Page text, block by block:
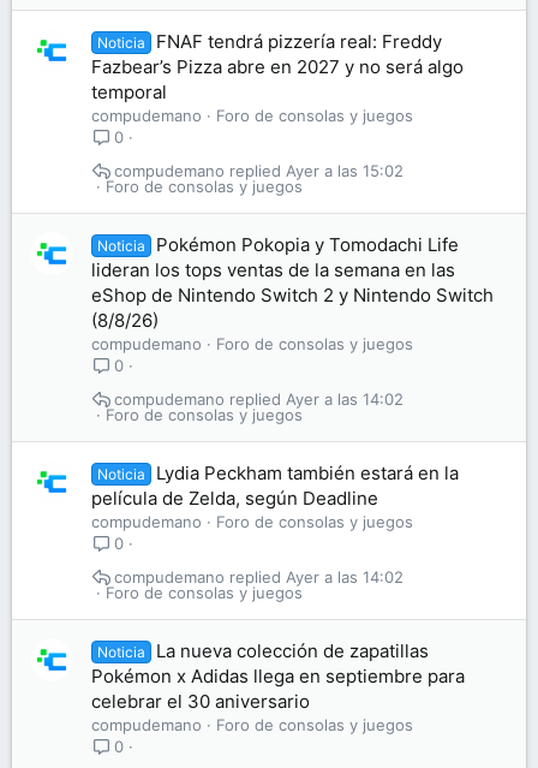
Noticia
FNAF tendrá pizzería real: Freddy
Fazbear’s Pizza abre en 2027 y no será algo
temporal
compudemano
Foro de consolas y juegos
0
Foro de consolas y juegos
Ayer a las 15:02
compudemano
Noticia
Pokémon Pokopia y Tomodachi Life
lideran los tops ventas de la semana en las
eShop de Nintendo Switch 2 y Nintendo Switch
(8/8/26)
compudemano
Foro de consolas y juegos
0
Foro de consolas y juegos
Ayer a las 14:02
compudemano
Noticia
Lydia Peckham también estará en la
película de Zelda, según Deadline
compudemano
Foro de consolas y juegos
0
Foro de consolas y juegos
Ayer a las 14:02
compudemano
Noticia
La nueva colección de zapatillas
Pokémon x Adidas llega en septiembre para
celebrar el 30 aniversario
compudemano
Foro de consolas y juegos
0